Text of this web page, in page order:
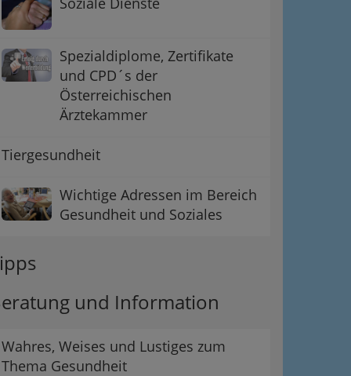
Spezialdiplome, Zertifikate
und CPD´s der
Österreichischen
Ärztekammer
Tiergesundheit
Wichtige Adressen im Bereich
Gesundheit und Soziales
und Information
Wahres, Weises und Lustiges zum
Thema Gesundheit